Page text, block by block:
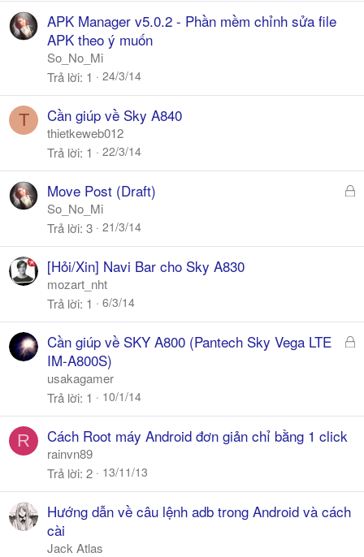
APK Manager v5.0.2 - Phần mềm chỉnh sửa file
APK theo ý muốn
So_No_Mi
Trả lời 1 24/3/14
T Cần giúp về Sky A840
thietkeweb012
Trả lời 1 22/3/14
Đ
h
Move Post (Draft)
So_No_Mi
Trả lời 3 21/3/14
[Hỏi/Xin] Navi Bar cho Sky A830
mozart_nht
Trả lời 1 6/3/14
Đ
ó
Cần giúp về SKY A800 (Pantech Sky Vega LTE
IM-A800S)
usakagamer
Trả lời 1 10/1/14
R Cách Root máy Android đơn giản chỉ bằng 1 click
rainvn89
Trả lời 2 13/11/13
Hướng dẫn về câu lệnh adb trong Android và cách
cài
Jack Atlas